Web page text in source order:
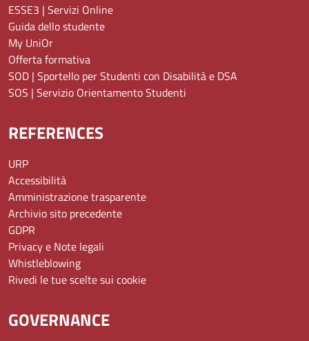
ESSE3 | Servizi Online
Guida dello studente
My UniOr
Offerta formativa
SOD | Sportello per Studenti con Disabilità e DSA
SOS | Servizio Orientamento Studenti
REFERENCES
URP
Accessibilità
Amministrazione trasparente
Archivio sito precedente
GDPR
Privacy e Note legali
Whistleblowing
Rivedi le tue scelte sui cookie
GOVERNANCE